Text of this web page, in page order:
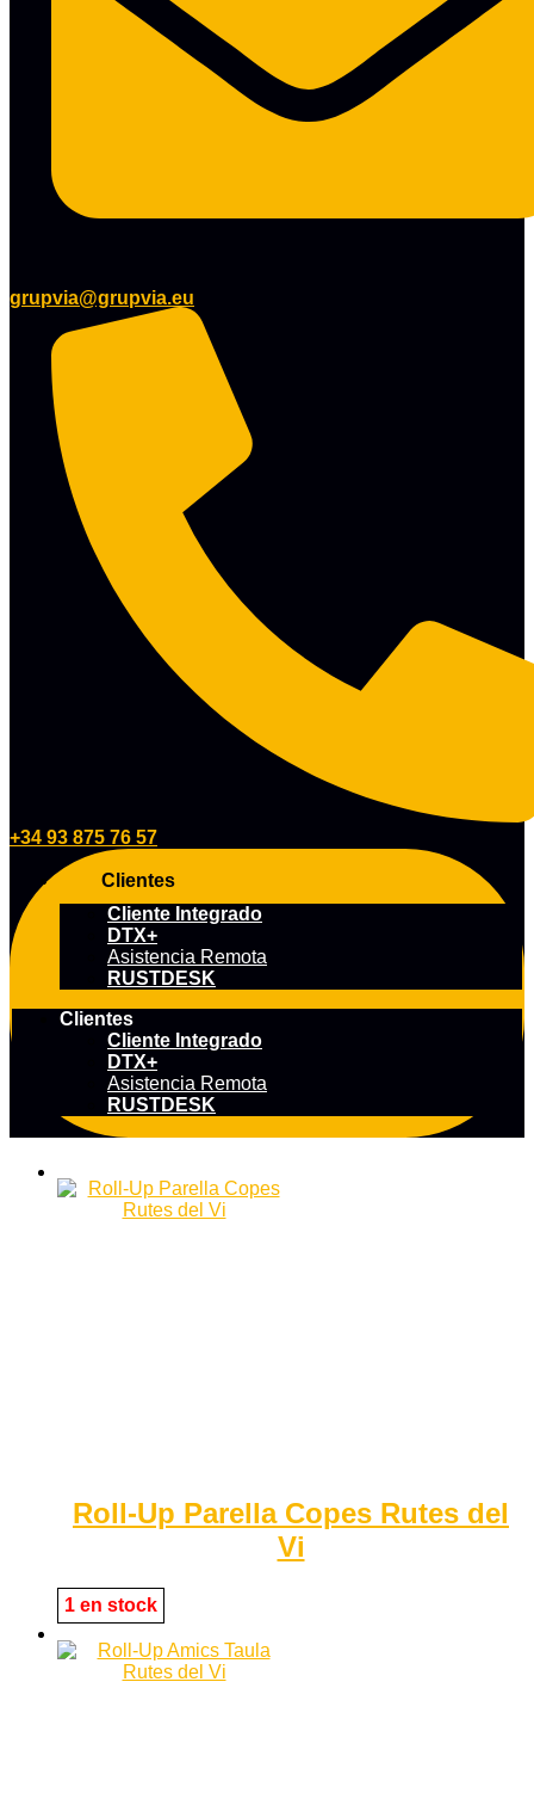
grupvia@grupvia.eu
+34 93 875 76 57
Clientes
Cliente Integrado
DTX+
Asistencia Remota
RUSTDESK
Clientes
Cliente Integrado
DTX+
Asistencia Remota
RUSTDESK
Roll-Up Parella Copes Rutes del
Vi
1 en stock